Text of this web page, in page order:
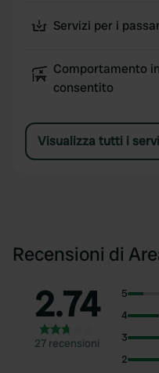
Servizi per i
Comportamento
consentito
Visualizza tutti i
Recensioni di
2.74
27 recensioni
5
4
3
2